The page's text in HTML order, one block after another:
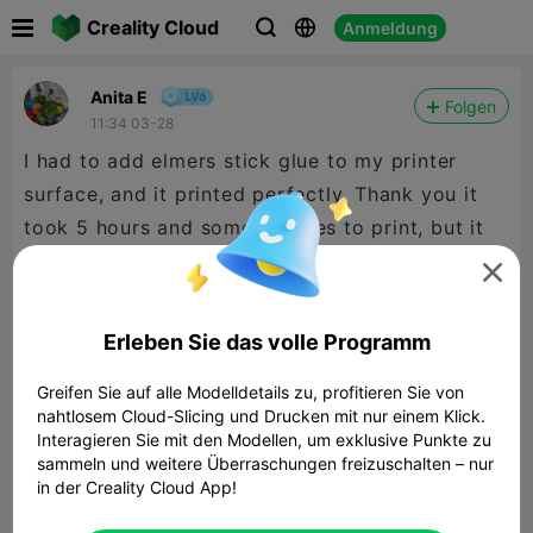
Creality Cloud   Anmeldung
Anita E
11:34 03-28
Folgen
I had to add elmers stick glue to my printer
surface, and it printed perfectly. Thank you it
took 5 hours and some minutes to print, but it

Erleben Sie das volle Programm
Greifen Sie auf alle Modelldetails zu, profitieren Sie von
nahtlosem Cloud-Slicing und Drucken mit nur einem Klick.
Interagieren Sie mit den Modellen, um exklusive Punkte zu
sammeln und weitere Überraschungen freizuschalten – nur
in der Creality Cloud App!